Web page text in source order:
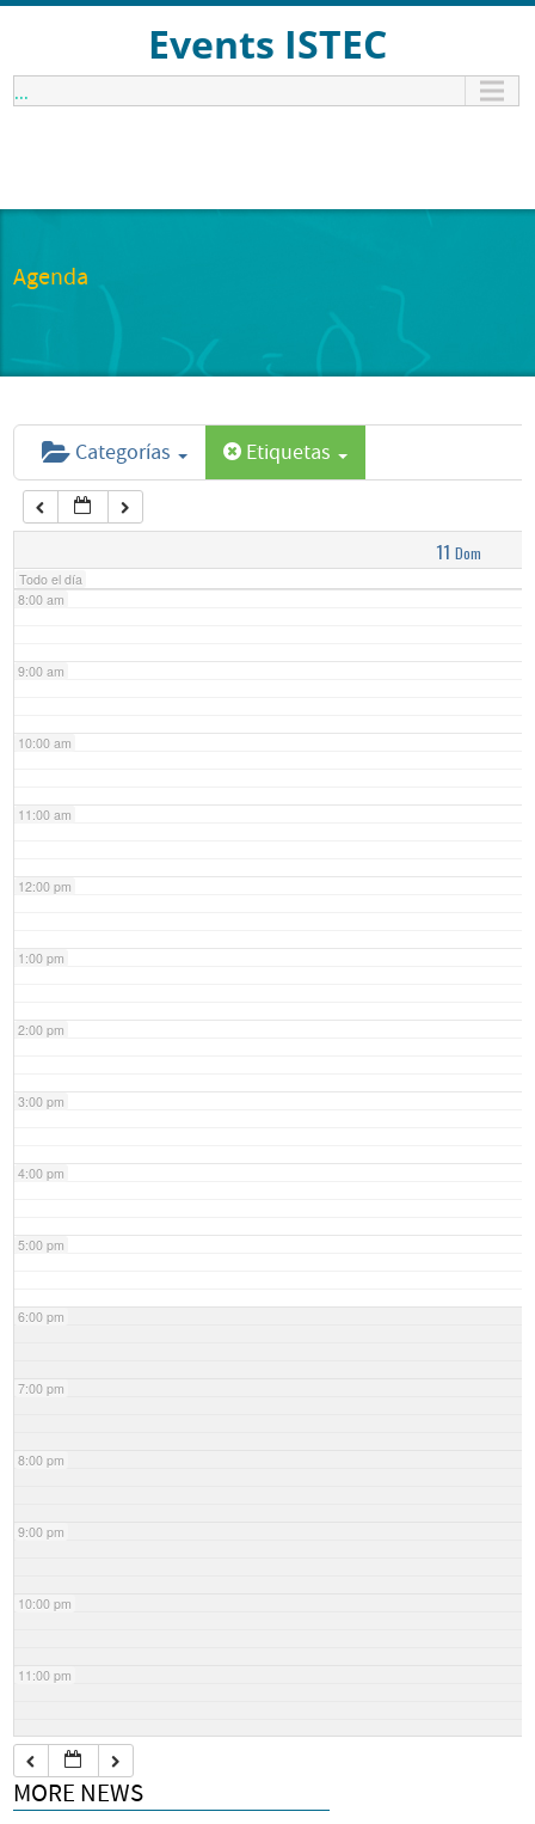
Events ISTEC
...
Agenda
Categorías Etiquetas
11 Dom
Todo el día
1:00 am
6:00 am
7:00 am
8:00 am
9:00 am
10:00 am
11:00 am
12:00 pm
1:00 pm
2:00 pm
3:00 pm
4:00 pm
5:00 pm
6:00 pm
7:00 pm
8:00 pm
9:00 pm
10:00 pm
11:00 pm
MORE NEWS